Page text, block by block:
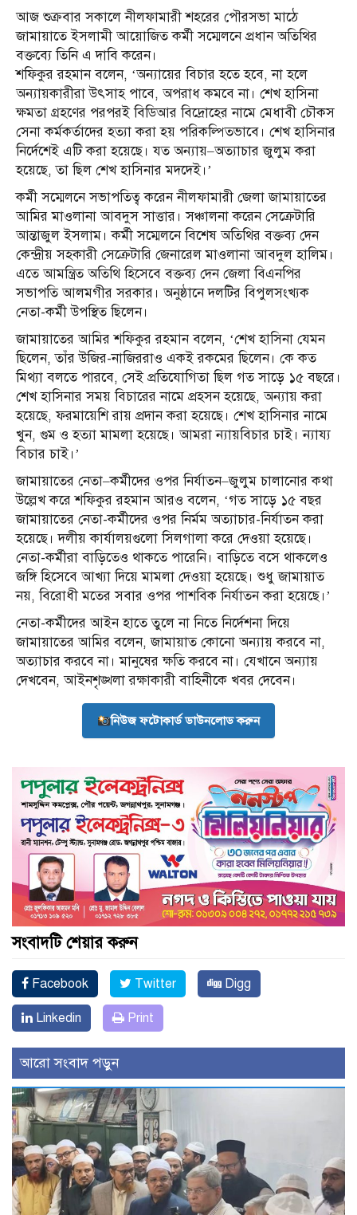
আজ শুক্রবার সকালে নীলফামারী শহরের পৌরসভা মাঠে
জামায়াতে ইসলামী আয়োজিত কর্মী সম্মেলনে প্রধান অতিথির
বক্তব্যে তিনি এ দাবি করেন।
শফিকুর রহমান বলেন, ‘অন্যায়ের বিচার হতে হবে, না হলে
অন্যায়কারীরা উৎসাহ পাবে, অপরাধ কমবে না। শেখ হাসিনা
ক্ষমতা গ্রহণের পরপরই বিডিআর বিদ্রোহের নামে মেধাবী চৌকস
সেনা কর্মকর্তাদের হত্যা করা হয় পরিকল্পিতভাবে। শেখ হাসিনার
নির্দেশেই এটি করা হয়েছে। যত অন্যায়–অত্যাচার জুলুম করা
হয়েছে, তা ছিল শেখ হাসিনার মদদেই।’
কর্মী সম্মেলনে সভাপতিত্ব করেন নীলফামারী জেলা জামায়াতের
আমির মাওলানা আবদুস সাত্তার। সঞ্চালনা করেন সেক্রেটারি
আন্তাজুল ইসলাম। কর্মী সম্মেলনে বিশেষ অতিথির বক্তব্য দেন
কেন্দ্রীয় সহকারী সেক্রেটারি জেনারেল মাওলানা আবদুল হালিম।
এতে আমন্ত্রিত অতিথি হিসেবে বক্তব্য দেন জেলা বিএনপির
সভাপতি আলমগীর সরকার। অনুষ্ঠানে দলটির বিপুলসংখ্যক
নেতা-কর্মী উপস্থিত ছিলেন।
জামায়াতের আমির শফিকুর রহমান বলেন, ‘শেখ হাসিনা যেমন
ছিলেন, তাঁর উজির-নাজিররাও একই রকমের ছিলেন। কে কত
মিথ্যা বলতে পারবে, সেই প্রতিযোগিতা ছিল গত সাড়ে ১৫ বছরে।
শেখ হাসিনার সময় বিচারের নামে প্রহসন হয়েছে, অন্যায় করা
হয়েছে, ফরমায়েশি রায় প্রদান করা হয়েছে। শেখ হাসিনার নামে
খুন, গুম ও হত্যা মামলা হয়েছে। আমরা ন্যায়বিচার চাই। ন্যায্য
বিচার চাই।’
জামায়াতের নেতা–কর্মীদের ওপর নির্যাতন–জুলুম চালানোর কথা
উল্লেখ করে শফিকুর রহমান আরও বলেন, ‘গত সাড়ে ১৫ বছর
জামায়াতের নেতা-কর্মীদের ওপর নির্মম অত্যাচার-নির্যাতন করা
হয়েছে। দলীয় কার্যালয়গুলো সিলগালা করে দেওয়া হয়েছে।
নেতা-কর্মীরা বাড়িতেও থাকতে পারেনি। বাড়িতে বসে থাকলেও
জঙ্গি হিসেবে আখ্যা দিয়ে মামলা দেওয়া হয়েছে। শুধু জামায়াত
নয়, বিরোধী মতের সবার ওপর পাশবিক নির্যাতন করা হয়েছে।’
নেতা-কর্মীদের আইন হাতে তুলে না নিতে নির্দেশনা দিয়ে
জামায়াতের আমির বলেন, জামায়াত কোনো অন্যায় করবে না,
অত্যাচার করবে না। মানুষের ক্ষতি করবে না। যেখানে অন্যায়
দেখবেন, আইনশৃঙ্খলা রক্ষাকারী বাহিনীকে খবর দেবেন।
নিউজ ফটোকার্ড ডাউনলোড করুন
সংবাদটি শেয়ার করুন
Facebook Twitter Digg
Linkedin Print
আরো সংবাদ পড়ুন